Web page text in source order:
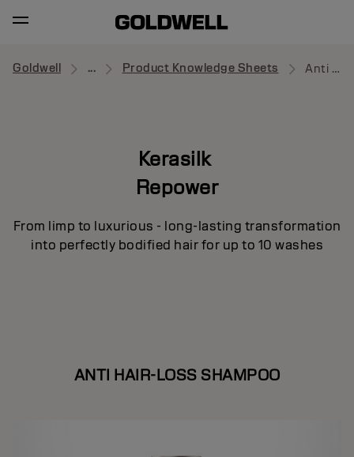
Goldwell ... Product Knowledge Sheets Anti Hair-Loss Shampoo
Kerasilk
Repower
From limp to luxurious - long-lasting transformation
into perfectly bodified hair for up to 10 washes
ANTI HAIR-LOSS SHAMPOO